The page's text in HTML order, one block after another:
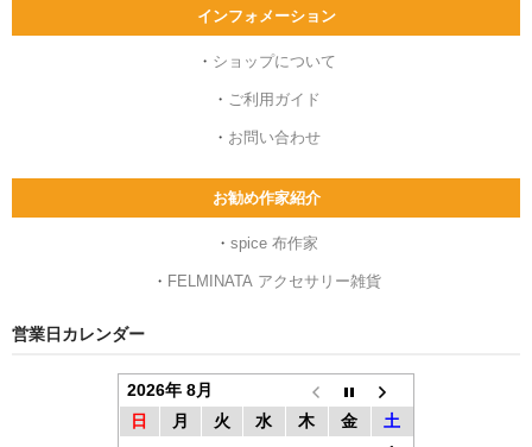
インフォメーション
・ ショップについて
・ ご利用ガイド
・ お問い合わせ
お勧め作家紹介
・ spice 布作家
・ FELMINATA アクセサリー雑貨
営業日カレンダー
2026年 8月
日
月 火 水 木 金
土